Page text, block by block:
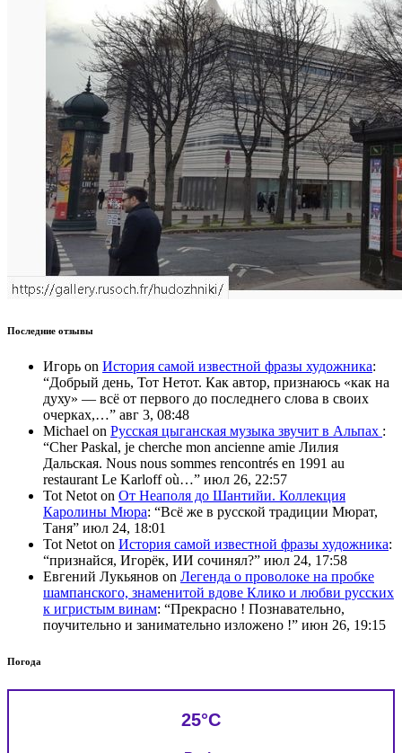
Последние отзывы
Игорь on История самой известной фразы художника:
“Добрый день, Тот Нетот. Как автор, признаюсь «как на
духу» — всё от первого до последнего слова в своих
очерках,…” авг 3, 08:48
Michael on Русская цыганская музыка звучит в Альпах :
“Cher Paskal, je cherche mon ancienne amie Лилия
Дальская. Nous nous sommes rencontrés en 1991 au
restaurant Le Karloff où…” июл 26, 22:57
Tot Netot on От Неаполя до Шантийи. Коллекция
Каролины Мюра: “Всё же в русской традиции Мюрат,
Таня” июл 24, 18:01
Tot Netot on История самой известной фразы художника:
“признайся, Игорёк, ИИ сочинял?” июл 24, 17:58
Евгений Лукьянов on Легенда о проволоке на пробке
шампанского, знаменитой вдове Клико и любви русских
к игристым винам: “Прекрасно ! Познавательно,
поучительно и занимательно изложено !” июн 26, 19:15
Погода
25°C